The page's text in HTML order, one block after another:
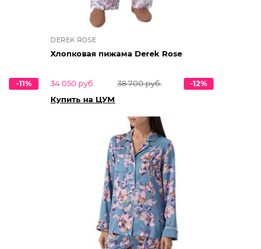
-11%
DEREK ROSE
Хлопковая пижама Derek Rose
34 050 руб. 38 700 руб.
-12%
Купить на ЦУМ